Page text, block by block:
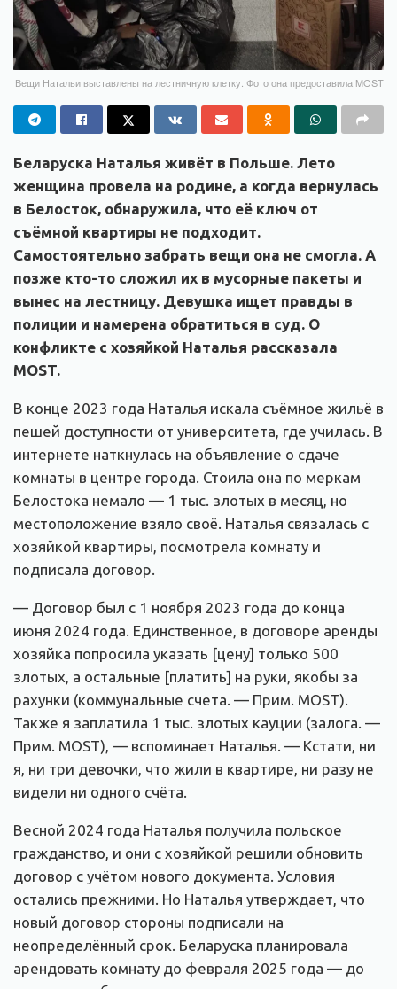
Вещи Натальи выставлены на лестничную клетку. Фото она предоставила MOST
Беларуска Наталья живёт в Польше. Лето
женщина провела на родине, а когда вернулась
в Белосток, обнаружила, что её ключ от
съёмной квартиры не подходит.
Самостоятельно забрать вещи она не смогла. А
позже кто-то сложил их в мусорные пакеты и
вынес на лестницу. Девушка ищет правды в
полиции и намерена обратиться в суд. О
конфликте с хозяйкой Наталья рассказала
MOST.
В конце 2023 года Наталья искала съёмное жильё в
пешей доступности от университета, где училась. В
интернете наткнулась на объявление о сдаче
комнаты в центре города. Стоила она по меркам
Белостока немало — 1 тыс. злотых в месяц, но
местоположение взяло своё. Наталья связалась с
хозяйкой квартиры, посмотрела комнату и
подписала договор.
— Договор был с 1 ноября 2023 года до конца
июня 2024 года. Единственное, в договоре аренды
хозяйка попросила указать [цену] только 500
злотых, а остальные [платить] на руки, якобы за
рахунки (коммунальные счета. — Прим. MOST).
Также я заплатила 1 тыс. злотых кауции (залога. —
Прим. MOST), — вспоминает Наталья. — Кстати, ни
я, ни три девочки, что жили в квартире, ни разу не
видели ни одного счёта.
Весной 2024 года Наталья получила польское
гражданство, и они с хозяйкой решили обновить
договор с учётом нового документа. Условия
остались прежними. Но Наталья утверждает, что
новый договор стороны подписали на
неопределённый срок. Беларуска планировала
арендовать комнату до февраля 2025 года — до